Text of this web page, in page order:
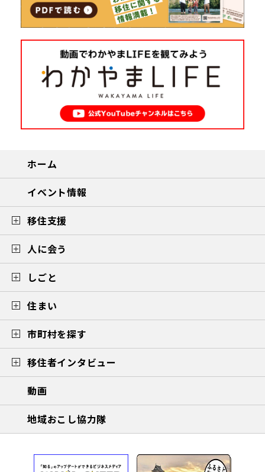
ホーム
イベント情報
移住支援
人に会う
しごと
住まい
市町村を探す
移住者インタビュー
動画
地域おこし協力隊